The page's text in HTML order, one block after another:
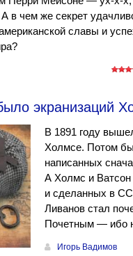
А в чем же секрет
славы и
экранизаций
В 1891 году
Холмсе. Потом
написанных
А Холмс и Ватсон
и сделанных в
Ливанов стал
Почетным — ибо
Игорь Вадимов